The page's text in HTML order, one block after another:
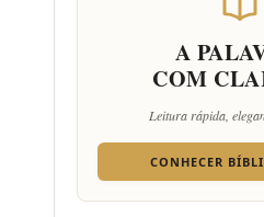
A
COM
Leitura rápida,
CONHECER